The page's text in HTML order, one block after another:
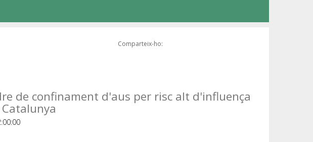
Comparteix-ho:
de confinament d'aus per risc alt d'influença